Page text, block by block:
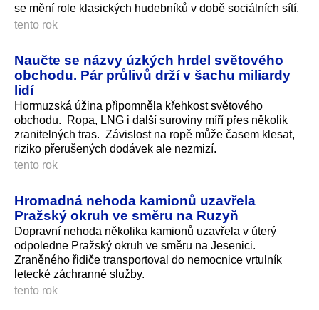
se mění role klasických hudebníků v době sociálních sítí.
tento rok
Naučte se názvy úzkých hrdel světového
obchodu. Pár průlivů drží v šachu miliardy
lidí
Hormuzská úžina připomněla křehkost světového
obchodu. Ropa, LNG i další suroviny míří přes několik
zranitelných tras. Závislost na ropě může časem klesat,
riziko přerušených dodávek ale nezmizí.
tento rok
Hromadná nehoda kamionů uzavřela
Pražský okruh ve směru na Ruzyň
Dopravní nehoda několika kamionů uzavřela v úterý
odpoledne Pražský okruh ve směru na Jesenici.
Zraněného řidiče transportoval do nemocnice vrtulník
letecké záchranné služby.
tento rok